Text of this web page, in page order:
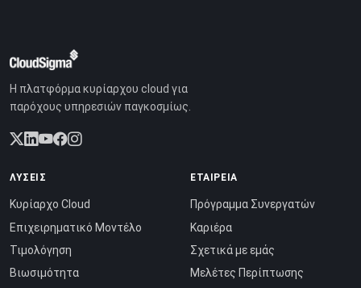
Η πλατφόρμα κυρίαρχου cloud για
παρόχους υπηρεσιών παγκοσμίως.
ΛΎΣΕΙΣ
Κυρίαρχο Cloud
Επιχειρηματικό Μοντέλο
Τιμολόγηση
Βιωσιμότητα
ΕΤΑΙΡΕΊΑ
Πρόγραμμα Συνεργατών
Καριέρα
Σχετικά με εμάς
Μελέτες Περίπτωσης